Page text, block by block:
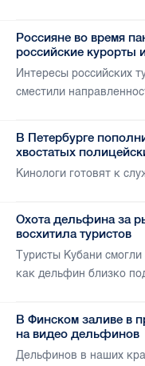
Россияне во время
российские курорты
Интересы российских
сместили
В Петербурге
хвостатых
Кинологи готовят к
Охота дельфина за
восхитила туристов
Туристы Кубани смогли
как дельфин близко
В Финском заливе в
на видео дельфинов
Дельфинов в наших